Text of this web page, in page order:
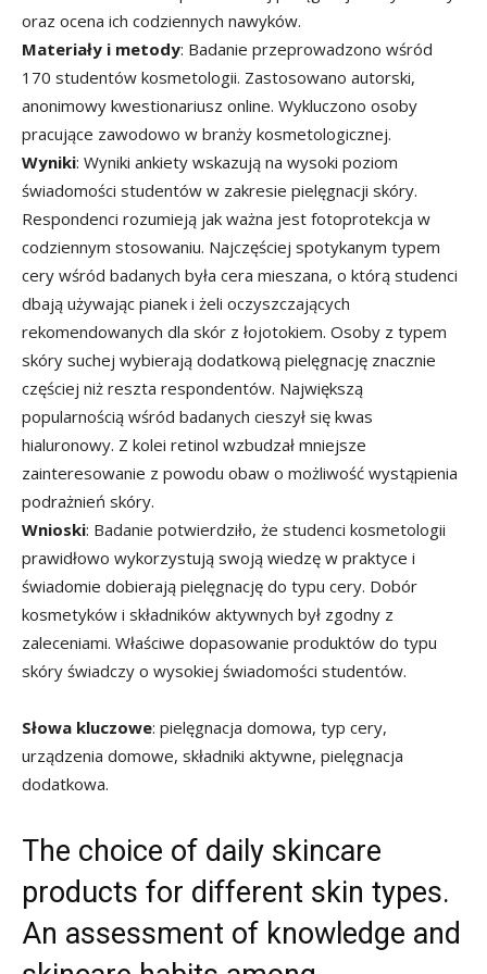
oraz ocena ich codziennych nawyków.
Materiały i metody: Badanie przeprowadzono wśród
170 studentów kosmetologii. Zastosowano autorski,
anonimowy kwestionariusz online. Wykluczono osoby
pracujące zawodowo w branży kosmetologicznej.
Wyniki: Wyniki ankiety wskazują na wysoki poziom
świadomości studentów w zakresie pielęgnacji skóry.
Respondenci rozumieją jak ważna jest fotoprotekcja w
codziennym stosowaniu. Najczęściej spotykanym typem
cery wśród badanych była cera mieszana, o którą studenci
dbają używając pianek i żeli oczyszczających
rekomendowanych dla skór z łojotokiem. Osoby z typem
skóry suchej wybierają dodatkową pielęgnację znacznie
częściej niż reszta respondentów. Największą
popularnością wśród badanych cieszył się kwas
hialuronowy. Z kolei retinol wzbudzał mniejsze
zainteresowanie z powodu obaw o możliwość wystąpienia
podrażnień skóry.
Wnioski: Badanie potwierdziło, że studenci kosmetologii
prawidłowo wykorzystują swoją wiedzę w praktyce i
świadomie dobierają pielęgnację do typu cery. Dobór
kosmetyków i składników aktywnych był zgodny z
zaleceniami. Właściwe dopasowanie produktów do typu
skóry świadczy o wysokiej świadomości studentów.
Słowa kluczowe: pielęgnacja domowa, typ cery,
urządzenia domowe, składniki aktywne, pielęgnacja
dodatkowa.
The choice of daily skincare
products for different skin types.
An assessment of knowledge and